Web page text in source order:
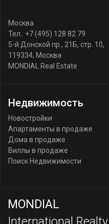
Москва
Тел.: +7 (495) 128 82 79
5-й Донской пр., 21Б, стр. 10,
119334, Москва
MONDIAL Real Estate
Недвижимость
Новостройки
Апартаменты в продаже
Дома в продаже
Виллы в продаже
Поиск Недвижимости
MONDIAL